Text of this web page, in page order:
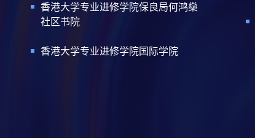
香港大学专业进修学院保良局何鸿燊
社区书院
香港大学专业进修学院国际学院